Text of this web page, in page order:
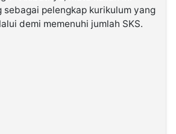
sebagai pelengkap kurikulum yang
demi memenuhi jumlah SKS.